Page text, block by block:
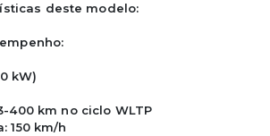
deste modelo:
kW)
400 km no ciclo WLTP
150 km/h